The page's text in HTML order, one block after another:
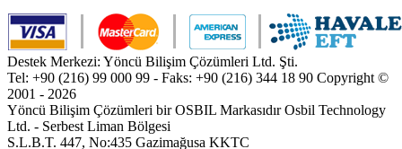
Destek Merkezi: Yöncü Bilişim Çözümleri Ltd. Şti.
Tel: +90 (216) 99 000 99 - Faks: +90 (216) 344 18 90 Copyright ©
2001 - 2026
Yöncü Bilişim Çözümleri bir OSBIL Markasıdır Osbil Technology
Ltd. - Serbest Liman Bölgesi
S.L.B.T. 447, No:435 Gazimağusa KKTC